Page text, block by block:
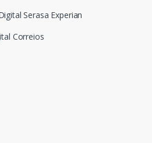
Serasa Experian
Correios